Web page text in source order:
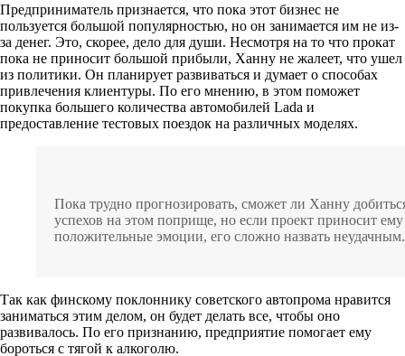
Предприниматель признается, что пока этот бизнес не
пользуется большой популярностью, но он занимается им не из-
за денег. Это, скорее, дело для души. Несмотря на то что прокат
пока не приносит большой прибыли, Ханну не жалеет, что ушел
из политики. Он планирует развиваться и думает о способах
привлечения клиентуры. По его мнению, в этом поможет
покупка большего количества автомобилей Lada и
предоставление тестовых поездок на различных моделях.
Пока трудно прогнозировать, сможет ли Ханну
успехов на этом поприще, но если проект приносит ему
положительные эмоции, его сложно назвать неудачным.
Так как финскому поклоннику советского автопрома нравится
заниматься этим делом, он будет делать все, чтобы оно
развивалось. По его признанию, предприятие помогает ему
бороться с тягой к алкоголю.